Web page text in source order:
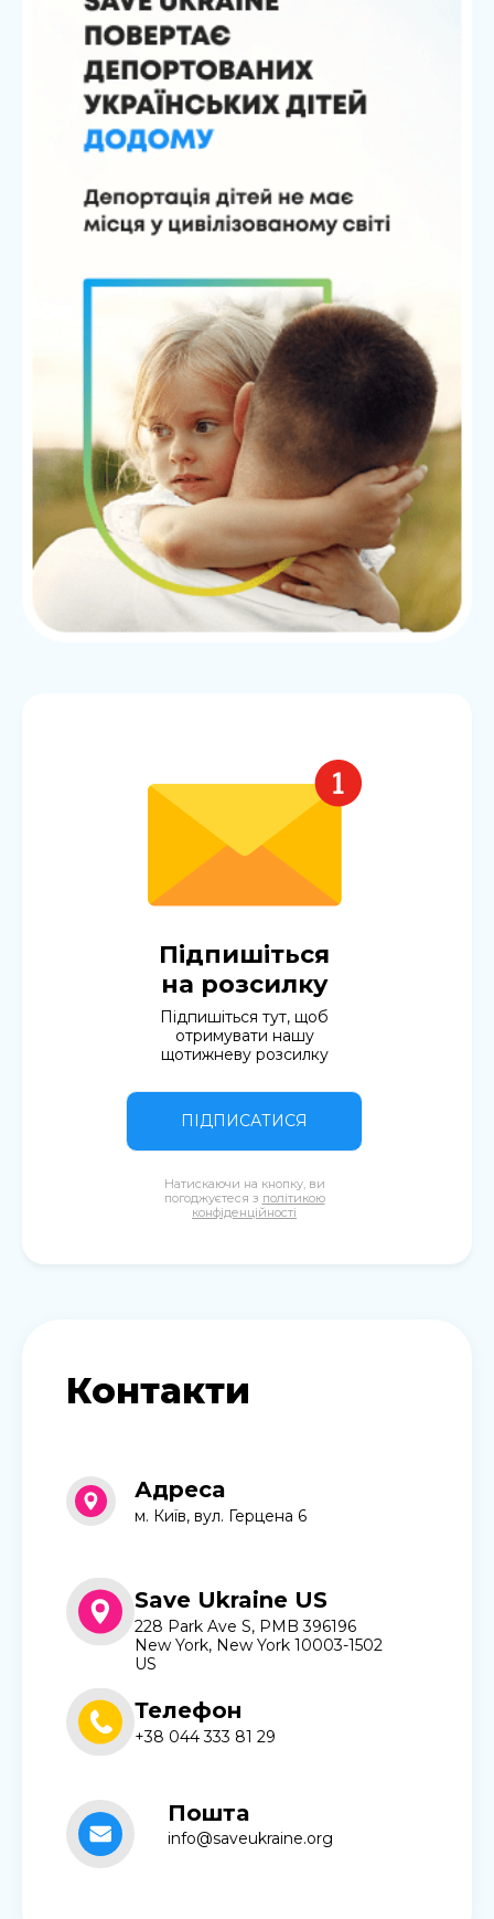
Підпишіться
на розсилку
Підпишіться тут, щоб
отримувати нашу
щотижневу розсилку
ПІДПИСАТИСЯ
Натискаючи на кнопку, ви
погоджуєтеся з політикою
конфіденційності
Контакти
Адреса
м. Київ, вул. Герцена 6
Save Ukraine US
228 Park Ave S, PMB 396196
New York, New York 10003-1502
US
Телефон
+38 044 333 81 29
Пошта
info@saveukraine.org